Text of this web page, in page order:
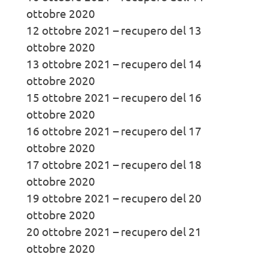
ottobre 2020
12 ottobre 2021 – recupero del 13
ottobre 2020
13 ottobre 2021 – recupero del 14
ottobre 2020
15 ottobre 2021 – recupero del 16
ottobre 2020
16 ottobre 2021 – recupero del 17
ottobre 2020
17 ottobre 2021 – recupero del 18
ottobre 2020
19 ottobre 2021 – recupero del 20
ottobre 2020
20 ottobre 2021 – recupero del 21
ottobre 2020